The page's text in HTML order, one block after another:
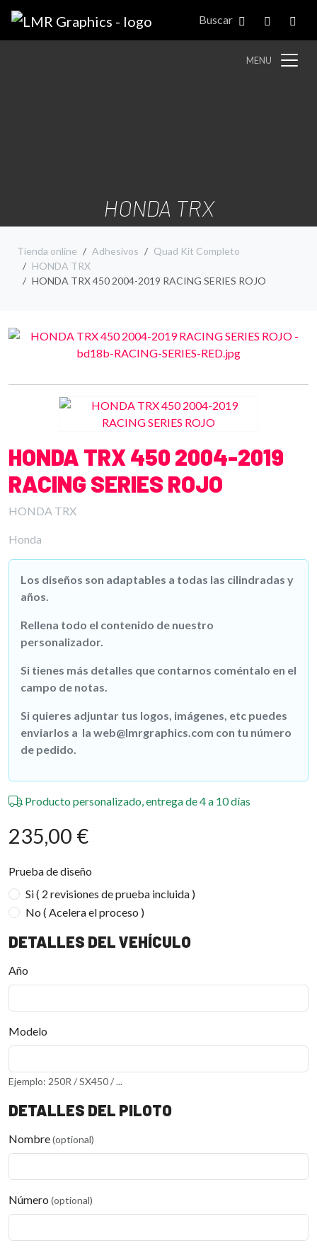
Buscar
MENU
HONDA TRX
Tienda online Adhesivos
Quad Kit Completo
HONDA TRX
HONDA TRX 450 2004-2019 RACING SERIES ROJO
HONDA TRX 450 2004-2019
RACING SERIES ROJO
HONDA TRX
Honda
Los diseños son adaptables a todas las cilindradas y
años.
Rellena todo el contenido de nuestro
personalizador.
Si tienes más detalles que contarnos coméntalo en el
campo de notas.
Si quieres adjuntar tus logos, imágenes, etc puedes
enviarlos a la web@lmrgraphics.com con tu número
de pedido.
Producto personalizado, entrega de 4 a 10 días
235,00 €
Prueba de diseño
Si ( 2 revisiones de prueba incluida )
No ( Acelera el proceso )
DETALLES DEL VEHÍCULO
Año
Modelo
Ejemplo: 250R / SX450 / ...
DETALLES DEL PILOTO
Nombre(optional)
Número (optional)